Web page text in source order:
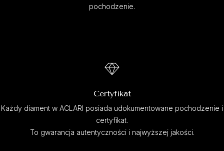
pochodzenie.
Certyfikat
Każdy diament w ACLARI posiada udokumentowane pochodzenie i
certyfikat.
To gwarancja autentyczności i najwyższej jakości.